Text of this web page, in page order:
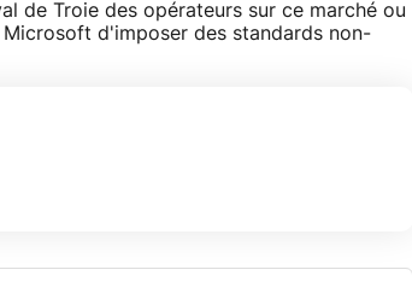
de Troie des opérateurs sur ce marché ou
d'imposer des standards non-